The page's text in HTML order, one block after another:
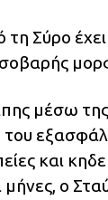
Σύρο
σοβαρής
μέσω
και
μήνες, ο